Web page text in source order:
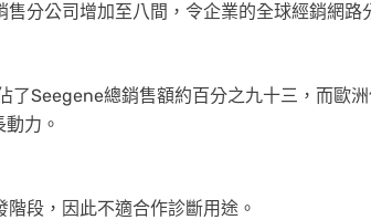
售分公司增加至八間 ，令企業的全球經銷網
了Seegene總銷售額約百分之九十三，而歐
力。
段，因此不適合作診斷用途。